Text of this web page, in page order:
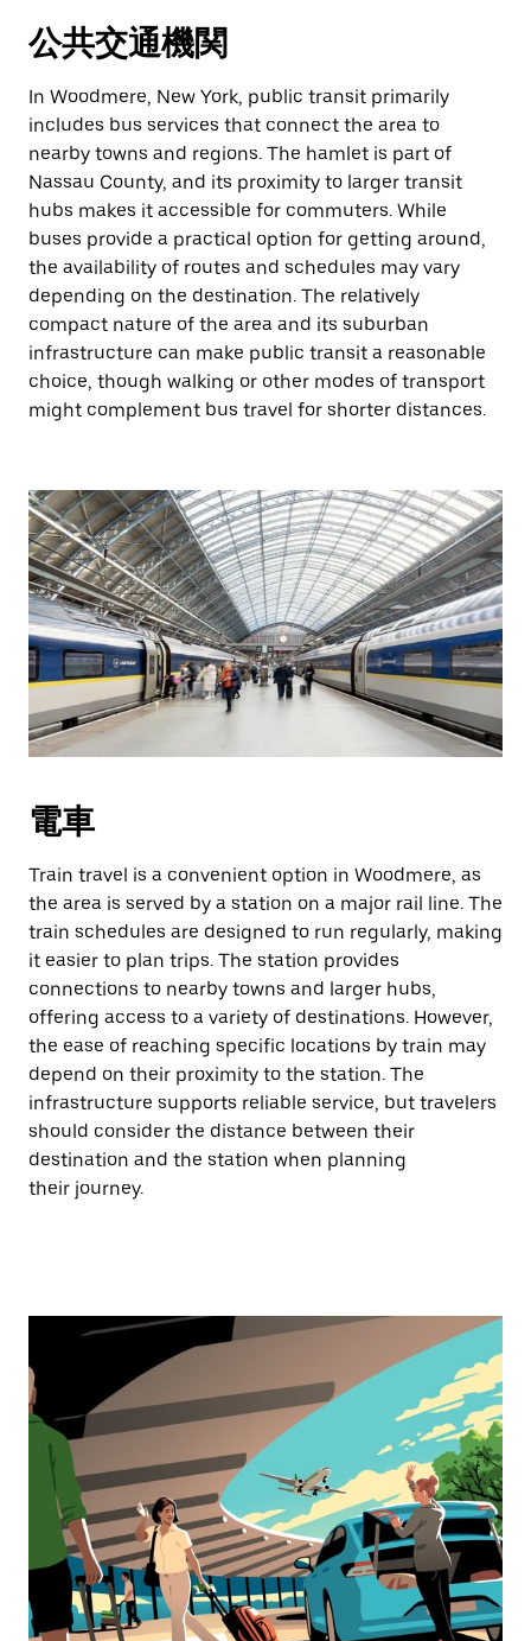
公共交通機関
In Woodmere, New York, public transit primarily
includes bus services that connect the area to
nearby towns and regions. The hamlet is part of
Nassau County, and its proximity to larger transit
hubs makes it accessible for commuters. While
buses provide a practical option for getting around,
the availability of routes and schedules may vary
depending on the destination. The relatively
compact nature of the area and its suburban
infrastructure can make public transit a reasonable
choice, though walking or other modes of transport
might complement bus travel for shorter distances.
電車
Train travel is a convenient option in Woodmere, as
the area is served by a station on a major rail line. The
train schedules are designed to run regularly, making
it easier to plan trips. The station provides
connections to nearby towns and larger hubs,
offering access to a variety of destinations. However,
the ease of reaching specific locations by train may
depend on their proximity to the station. The
infrastructure supports reliable service, but travelers
should consider the distance between their
destination and the station when planning
their journey.